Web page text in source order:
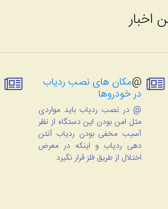
اخبار
@مکان های نصب ردیاب
در خودروها
@ در نصب ردیاب باید مواردی
مثل امن بودن این دستگاه از نظر
آسیب مخفی بودن ردیاب آنتن
دهی ردیاب و اینکه در معرض
اختلال از طریق فلز قرار نگیرد.